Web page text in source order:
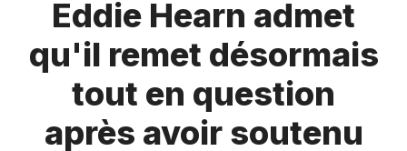
Eddie Hearn admet
qu'il remet désormais
tout en question
après avoir soutenu